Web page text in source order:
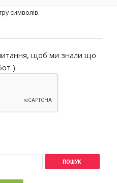
символів.
щоб ми знали що
).